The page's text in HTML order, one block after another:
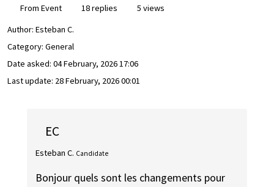
From Event 18 replies
5 views
Author: Esteban C.
Category: General
Date asked: 04 February, 2026 17:06
Last update: 28 February, 2026 00:01
EC
Esteban C. Candidate
Bonjour quels sont les changements pour